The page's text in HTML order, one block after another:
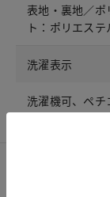
表地・裏地／
ト：ポリエス
洗濯表示
洗濯機可、ペ